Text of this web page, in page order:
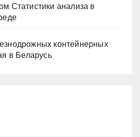
Статистики анализа в
контейнерных
в Беларусь